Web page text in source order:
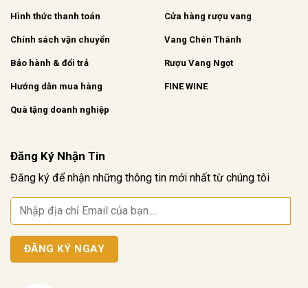
Hình thức thanh toán
Chính sách vận chuyển
Bảo hành & đổi trả
Hướng dẫn mua hàng
Quà tặng doanh nghiệp
Cửa hàng rượu vang
Vang Chén Thánh
Rượu Vang Ngọt
FINE WINE
Đăng Ký Nhận Tin
Đăng ký để nhận những thông tin mới nhất từ chúng tôi